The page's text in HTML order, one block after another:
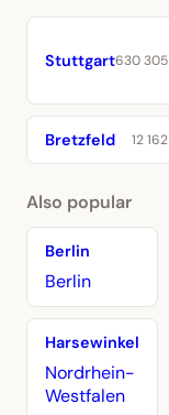
Stuttgart630 305
Bretzfeld 12 162
Also popular
Berlin
Berlin
Harsewinkel
Nordrhein-
Westfalen